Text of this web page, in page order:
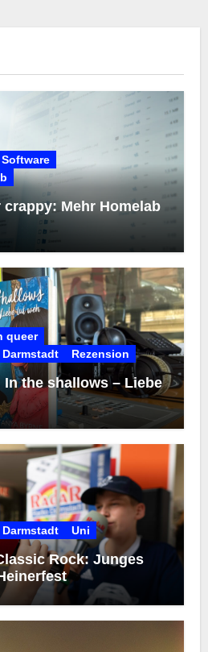
Software
Mehr Homelab
queer
Darmstadt
Rezension
the shallows – Liebe
Darmstadt
Uni
Rock: Junges